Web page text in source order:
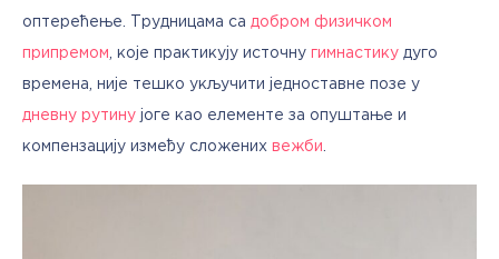
оптерећење. Трудницама са добром физичком
припремом , које практикују источну гимнастику дуго
дневну рутину јоге као елементе за опуштање и
компензацију између сложених вежби